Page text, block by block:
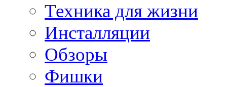
Техника для жизни
Инсталляции
Обзоры
Фишки